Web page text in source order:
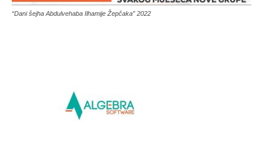
“Dani šejha Abdulvehaba Ilhamije Žepčaka” 2022